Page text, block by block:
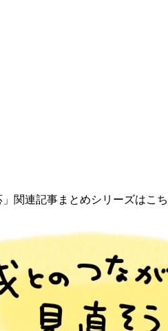
関連記事まとめシリーズはこち